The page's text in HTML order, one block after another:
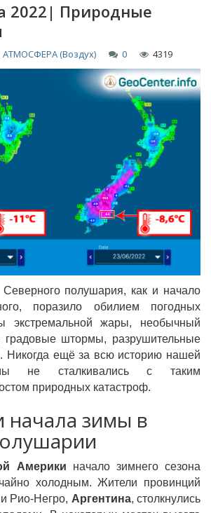
2022| Природные
АТМОСФЕРА (Воздух) 0 4319
полушария, как и начало
поразило обилием погодных
экстремальной жары, необычный
градовые штормы, разрушительные
ещё за всю историю нашей
не сталкивались с таким
природных катастроф.
зимы в
Америки начало зимнего сезона
холодным. Жители провинций
Рио-Негро, Аргентина, столкнулись